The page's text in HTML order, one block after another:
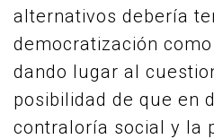
alternativos debería
democratización
dando lugar al
posibilidad de que en
contraloría social y la